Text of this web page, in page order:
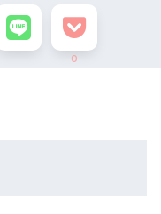
0